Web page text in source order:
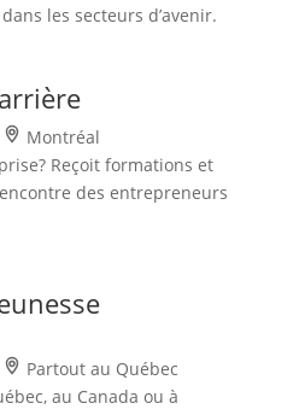
les secteurs d’avenir.
Montréal
Reçoit formations et
des entrepreneurs
Partout au Québec
au Canada ou à